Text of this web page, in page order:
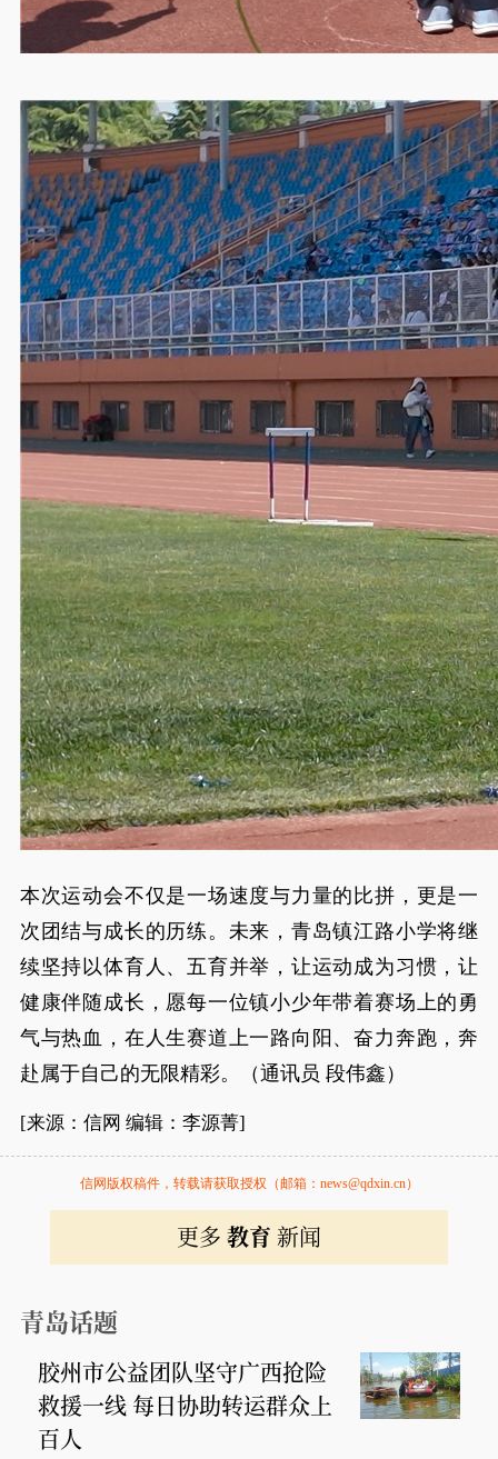
本次运动会不仅是一场速度与力量的比拼，更是一
次团结与成长的历练。未来，青岛镇江路小学将继
续坚持以体育人、五育并举，让运动成为习惯，让
健康伴随成长，愿每一位镇小少年带着赛场上的勇
气与热血，在人生赛道上一路向阳、奋力奔跑，奔
赴属于自己的无限精彩。（通讯员 段伟鑫）
[来源：信网 编辑：李源菁]
信网版权稿件，转载请获取授权（邮箱：news@qdxin.cn）
更多 教育 新闻
青岛话题
胶州市公益团队坚守广西抢险
救援一线 每日协助转运群众上
百人